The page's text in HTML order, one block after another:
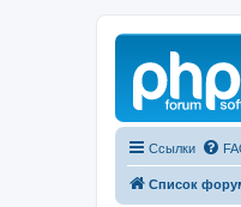
Ссылки
Список